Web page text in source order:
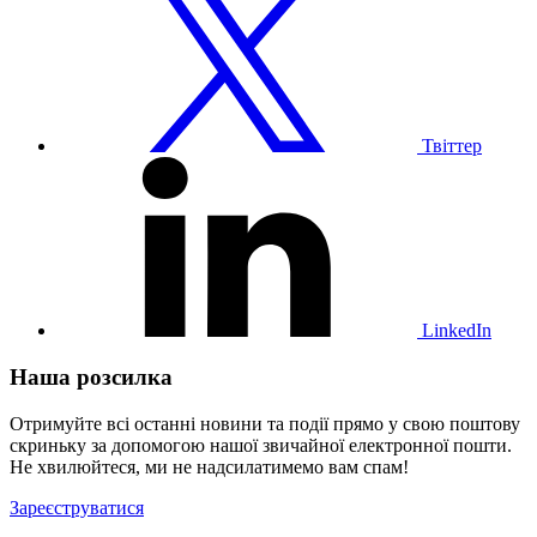
Твіттер
Відвідайте
LinkedIn
Наша розсилка
Отримуйте всі останні новини та події прямо у свою поштову
скриньку за допомогою нашої звичайної електронної пошти.
Не хвилюйтеся, ми не надсилатимемо вам спам!
Зареєструватися